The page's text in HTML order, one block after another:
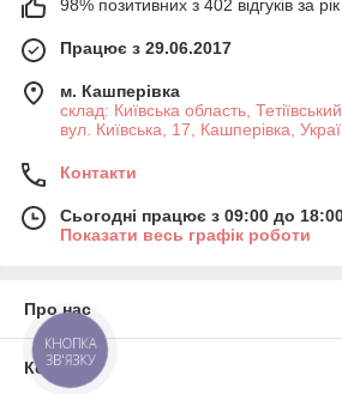
98% позитивних з 402 відгуків за рік
Працює з 29.06.2017
м. Кашперівка
склад: Київська область,
вул. Київська, 17, Кашперівка,
Контакти
Сьогодні працює з 09:00 до
Показати весь графік роботи
Про нас
Контакти
КНОПКА
ЗВ'ЯЗКУ